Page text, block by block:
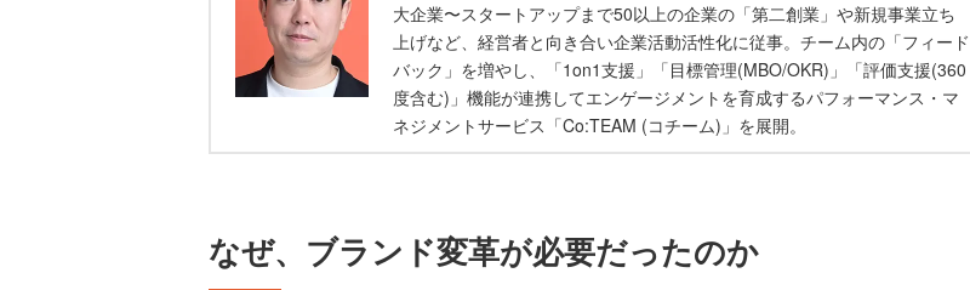
大企業〜スタートアップまで50以上の企業の「第二創業」や新規事業立ち
上げなど、経営者と向き合い企業活動活性化に従事。チーム内の「フィード
バック」を増やし、「1on1支援」「目標管理(MBO/OKR)」「評価支援(360
度含む)」機能が連携してエンゲージメントを育成するパフォーマンス・マ
ネジメントサービス「Co:TEAM (コチーム)」を展開。
なぜ、ブランド変革が必要だったのか